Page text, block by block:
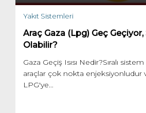
Yakıt Sistemleri
Araç Gaza (Lpg) Geç
Olabilir?
Gaza Geçiş Isısı Nedir?Sıralı
araçlar çok nokta enjeksiyonludur
LPG'ye...